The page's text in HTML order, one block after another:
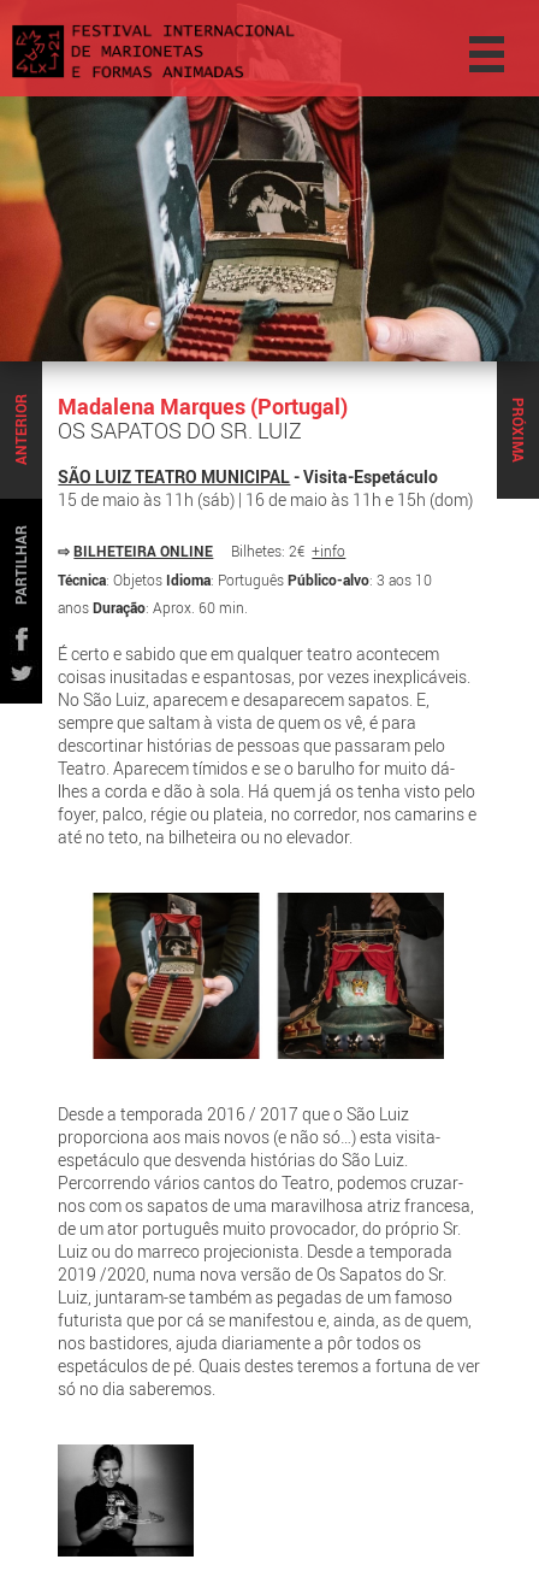
PRÓXIMA
ANTERIOR
PARTILHAR
Madalena Marques (Portugal)
OS SAPATOS DO SR. LUIZ
SÃO LUIZ TEATRO MUNICIPAL- Visita-Espetáculo
15 de maio às 11h (sáb) | 16 de maio às 11h e 15h (dom)
⇨ BILHETEIRA ONLINE Bilhetes: 2€+info
Técnica: Objetos Idioma: PortuguêsPúblico-alvo: 3 aos 10
anosDuração: Aprox. 60 min.
É certo e sabido que em qualquer teatro acontecem
coisas inusitadas e espantosas, por vezes inexplicáveis.
No São Luiz, aparecem e desaparecem sapatos. E,
sempre que saltam à vista de quem os vê, é para
descortinar histórias de pessoas que passaram pelo
Teatro. Aparecem tímidos e se o barulho for muito dá-
lhes a corda e dão à sola. Há quem já os tenha visto pelo
foyer, palco, régie ou plateia, no corredor, nos camarins e
até no teto, na bilheteira ou no elevador.
Desde a temporada 2016 / 2017 que o São Luiz
proporciona aos mais novos (e não só…) esta visita-
espetáculo que desvenda histórias do São Luiz.
Percorrendo vários cantos do Teatro, podemos cruzar-
nos com os sapatos de uma maravilhosa atriz francesa,
de um ator português muito provocador, do próprio Sr.
Luiz ou do marreco projecionista. Desde a temporada
2019 /2020, numa nova versão de Os Sapatos do Sr.
Luiz, juntaram-se também as pegadas de um famoso
futurista que por cá se manifestou e, ainda, as de quem,
nos bastidores, ajuda diariamente a pôr todos os
espetáculos de pé. Quais destes teremos a fortuna de ver
só no dia saberemos.